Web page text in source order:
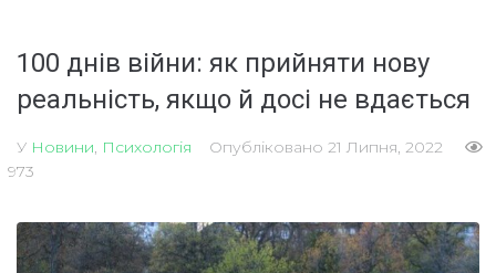
100 днів війни: як прийняти нову
реальність, якщо й досі не вдається
У Новини Психологія Опубліковано 21 Липня, 2022
973